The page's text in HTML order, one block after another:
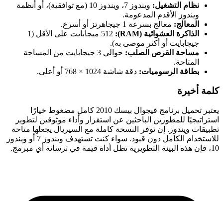
نظام التشغيل:
ويندوز 7، ويندوز 10 (مع توافقية)، أو أنظمة
ويندوز الأقدم المدعومة.
المعالج: معالج بسرعة 1 جيجاهرتز أو أسرع.
الذاكرة العشوائية (RAM):
512 ميجابايت على الأقل (1
جيجابايت أو أكثر موصى به).
مساحة القرص الصلب:
حوالي 3 جيجابايت من المساحة
المتاحة.
بطاقة الرسوميات: دقة شاشة 1024 × 768 أو أعلى.
كلمة أخيرة
يعتبر تحميل برنامج فيجوال بيسك 2010 كامل مضغوط خيارًا
استراتيجيًا للمطورين الباحثين عن استقرار وأداء موثوقين لتطوير
تطبيقات ويندوز. إن توفر النسخة كاملة مع السيريال يجعلها متاحة
للاستخدام الكامل دون قيود. سواء كنت تستهدف ويندوز 7 أو ويندوز
10، فإن هذه البيئة التطويرية تظل أداة قيمة في ترسانة أي مبرمج.